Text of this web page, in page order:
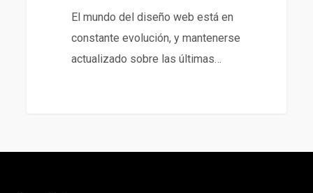
El mundo del diseño web está en
constante evolución, y mantenerse
actualizado sobre las últimas…